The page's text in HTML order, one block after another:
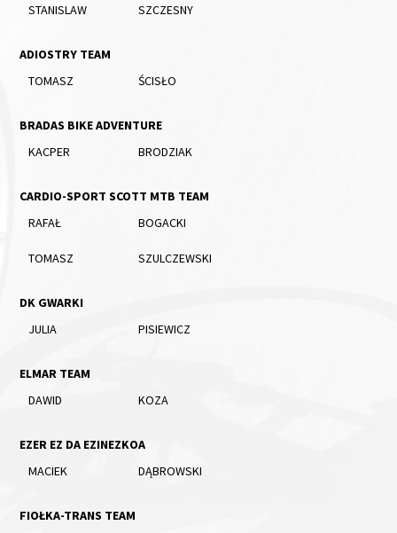
STANISLAW
SZCZESNY
ADIOSTRY TEAM
TOMASZ
ŚCISŁO
BRADAS BIKE ADVENTURE
KACPER
BRODZIAK
CARDIO-SPORT SCOTT MTB TEAM
RAFAŁ
BOGACKI
TOMASZ SZULCZEWSKI
DK GWARKI
JULIA
PISIEWICZ
ELMAR TEAM
DAWID
KOZA
EZER EZ DA EZINEZKOA
MACIEK
DĄBROWSKI
FIOŁKA-TRANS TEAM